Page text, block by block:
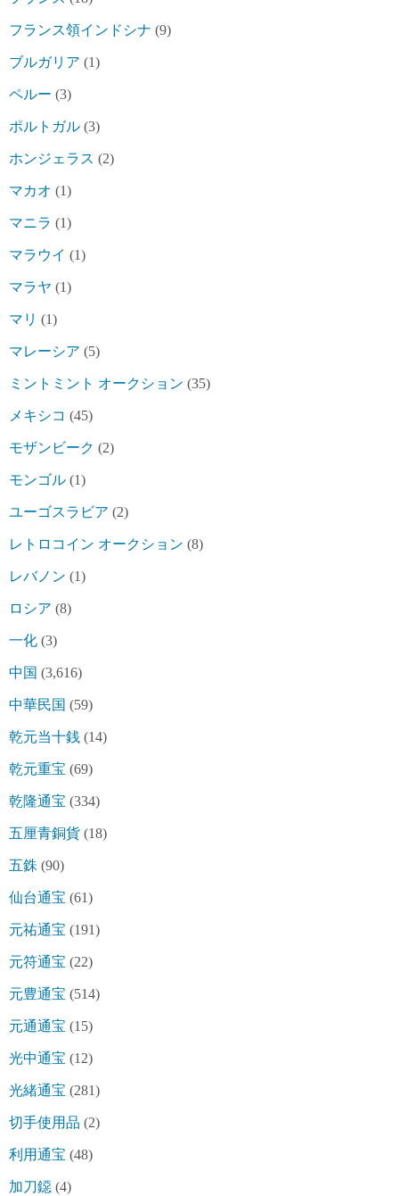
フランス領インドシナ (9)
ブルガリア (1)
ペルー (3)
ポルトガル (3)
ホンジェラス (2)
マカオ (1)
マニラ (1)
マラウイ (1)
マラヤ (1)
マリ (1)
マレーシア (5)
ミントミント オークション (35)
メキシコ (45)
モザンビーク (2)
モンゴル (1)
ユーゴスラビア (2)
レトロコイン オークション (8)
レバノン (1)
ロシア (8)
一化 (3)
中国 (3,616)
中華民国 (59)
乾元当十銭 (14)
乾元重宝 (69)
乾隆通宝 (334)
五厘青銅貨 (18)
五銖 (90)
仙台通宝 (61)
元祐通宝 (191)
元符通宝 (22)
元豊通宝 (514)
元通通宝 (15)
光中通宝 (12)
光緒通宝 (281)
切手使用品 (2)
利用通宝 (48)
加刀鐚 (4)